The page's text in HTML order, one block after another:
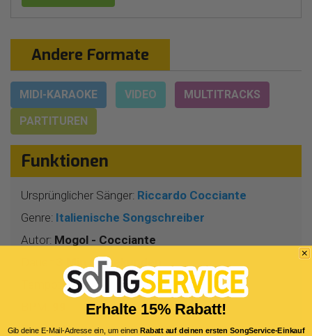
Andere Formate
MIDI-KARAOKE VIDEO
MULTITRACKS
PARTITUREN
Funktionen
Ursprünglicher Sänger: Riccardo Cocciante
Genre: Italienische Songschreiber
Autor: Mogol - Cocciante
3 Min 51 Sekunden
4/4
Tonart: A -
Erhalte 15% Rabatt!
Gib deine E-Mail-Adresse ein, um einenRabatt auf deinen ersten SongService-Einkauf